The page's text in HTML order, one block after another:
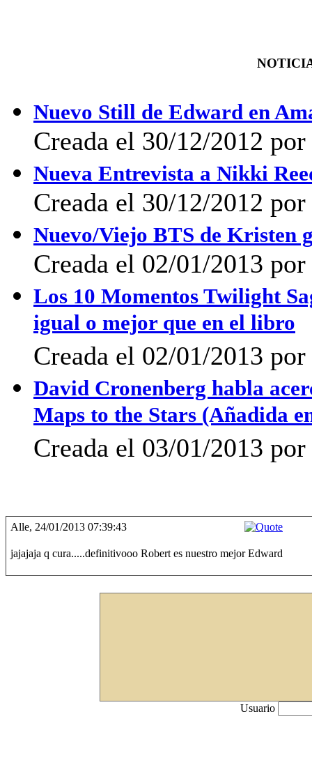
Nuevo Still de Edward en
Creada el 30/12/2012
Nueva Entrevista a Nikki
Creada el 30/12/2012
Nuevo/Viejo BTS de Kristen
Creada el 02/01/2013
Los 10 Momentos Twilight
igual o mejor que en el libro
Creada el 02/01/2013
David Cronenberg habla
Maps to the Stars (Añadida
Creada el 03/01/2013
Alle, 24/01/2013 07:39:43
jajajaja q cura.....definitivooo Robert es nuestro mejor Edward
Usuario